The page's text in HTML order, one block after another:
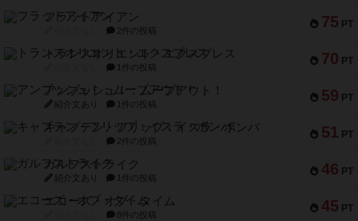
75 PT
フラットアイアン
2件の投稿
70 PT
トランスオリエント・エクスプレス
1件の投稿
59 PT
アンブッシュ！：ムーブアウト！
紹介文あり 1件の投稿
51 PT
キャプテン・フリップ：イスラ・ボンバ
2件の投稿
46 PT
ガルフストライク
紹介文あり 1件の投稿
45 PT
エコーズ・オブ・タイム
8件の投稿